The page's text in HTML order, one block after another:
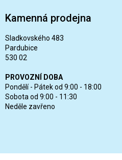
Kamenná prodejna
Sladkovského 483
Pardubice
530 02
PROVOZNÍ DOBA
Pondělí - Pátek od 9:00 - 18:00
Sobota od 9:00 - 11:30
Neděle zavřeno